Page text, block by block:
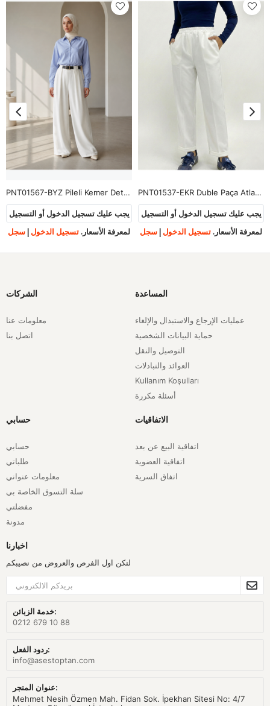
PNT01567-BYZ Pileli Kemer Detay Atlas Pantolon-Beyaz
يجب عليك تسجيل الدخول أو التسجيل
لمعرفة الأسعار. تسجيل الدخول | سجل
PNT01537-EKR Duble Paça Atlas Pantolon-Ekru
يجب عليك تسجيل الدخول أو التسجيل
لمعرفة الأسعار. تسجيل الدخول | سجل
الشركات
معلومات عنا
اتصل بنا
المساعدة
عمليات الإرجاع والاستبدال والإلغاء
حماية البيانات الشخصية
التوصيل والنقل
العوائد والتبادلات
Kullanım Koşulları
أسئلة مكررة
حسابي
حسابي
طلباتي
معلومات عنواني
سلة التسوق الخاصة بي
مفضلتي
مدونة
الاتفاقيات
اتفاقية البيع عن بعد
اتفاقية العضوية
اتفاق السرية
اخبارنا
لتكن اول الفرص والعروض من نصيبكم
خدمة الزبائن:
0212 679 10 88
ردود الفعل:
info@asestoptan.com
عنوان المتجر:
Mehmet Nesih Özmen Mah. Fidan Sok. İpekhan Sitesi No: 4/7